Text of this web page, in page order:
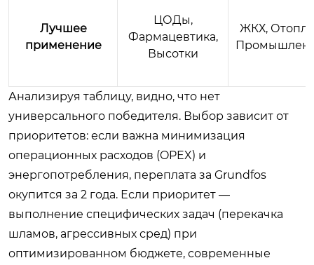
Лучшее
применение
ЦОДы,
Фармацевтика,
Высотки
ЖКХ,
Анализируя таблицу, видно, что нет
универсального победителя. Выбор зависит от
приоритетов: если важна минимизация
операционных расходов (OPEX) и
энергопотребления, переплата за Grundfos
окупится за 2 года. Если приоритет —
выполнение специфических задач (перекачка
шламов, агрессивных сред) при
оптимизированном бюджете, современные